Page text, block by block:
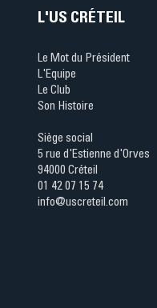
L'US CRÉTEIL
Le Mot du Président
L'Equipe
Le Club
Son Histoire
Siège social
5 rue d'Estienne d'Orves
94000 Créteil
01 42 07 15 74
info@uscreteil.com